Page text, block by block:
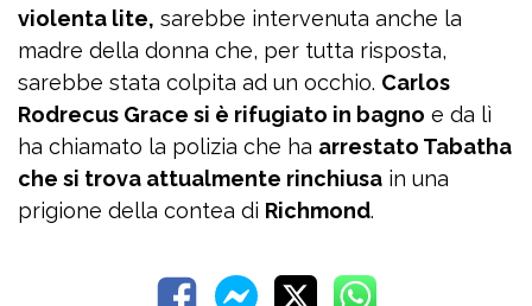
violenta lite, sarebbe intervenuta anche la
madre della donna che, per tutta risposta,
sarebbe stata colpita ad un occhio. Carlos
Rodrecus Grace si è rifugiato in bagno e da lì
ha chiamato la polizia che ha arrestato Tabatha
che si trova attualmente rinchiusa in una
prigione della contea di Richmond.